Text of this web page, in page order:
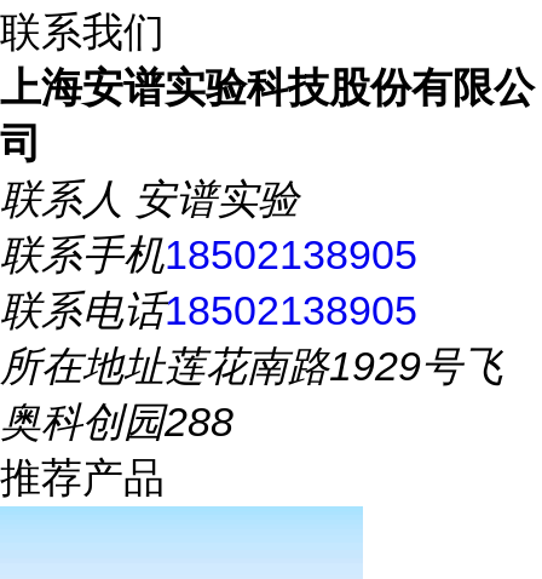
联系我们
上海安谱实验科技股份有限公
司
联系人 安谱实验
联系手机18502138905
联系电话18502138905
所在地址莲花南路1929号飞
奥科创园288
推荐产品